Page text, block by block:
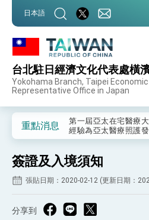
日本語
台北駐日經濟文化代表處橫
Yokohama Branch, Taipei Economic
Representative Office in Japan
重點消息
外交部重要言論
我國政府將在美國亞
事處」，進一步深化
第一屆亞太在宅醫療
經驗為亞太醫療照護
及「台灣智慧醫療與
世界展現台灣守護全球
總統出訪史瓦帝尼返
走向世界 盼與理念相
訪問
總統與五院院長新春
簽證及入境須知
張貼日期：2020-02-12 (更新日期：
分享到